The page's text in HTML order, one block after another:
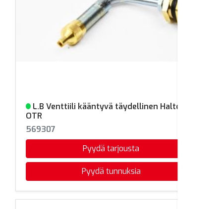
Varastossa
L.B Venttiili kääntyvä täydellinen Haltec
OTR
569307
Pyydä tarjousta
Pyydä tunnuksia